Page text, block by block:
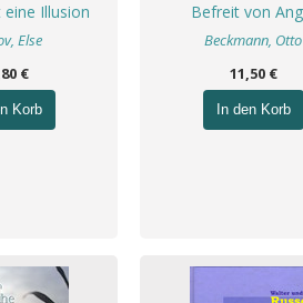
Illusion
Else
€
Korb
Befreit von
Beckmann, Otto
11,50 €
In den Korb